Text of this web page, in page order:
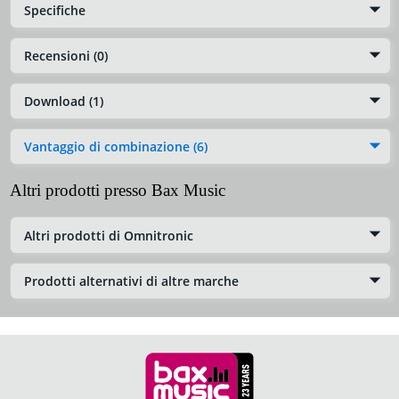
Specifiche
Recensioni (0)
Download (1)
Vantaggio di combinazione (6)
Altri prodotti presso Bax Music
Altri prodotti di Omnitronic
Prodotti alternativi di altre marche